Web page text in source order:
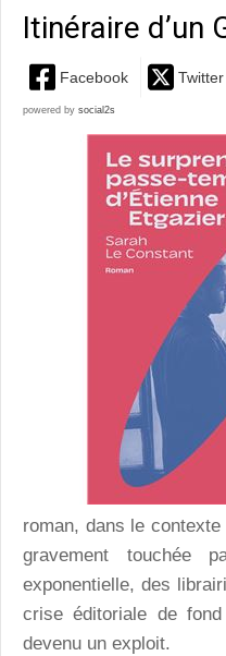
Itinéraire d’un
Facebook Twitter
powered by social2s
roman, dans le
gravement touchée
exponentielle, des
crise éditoriale de
devenu un exploit.